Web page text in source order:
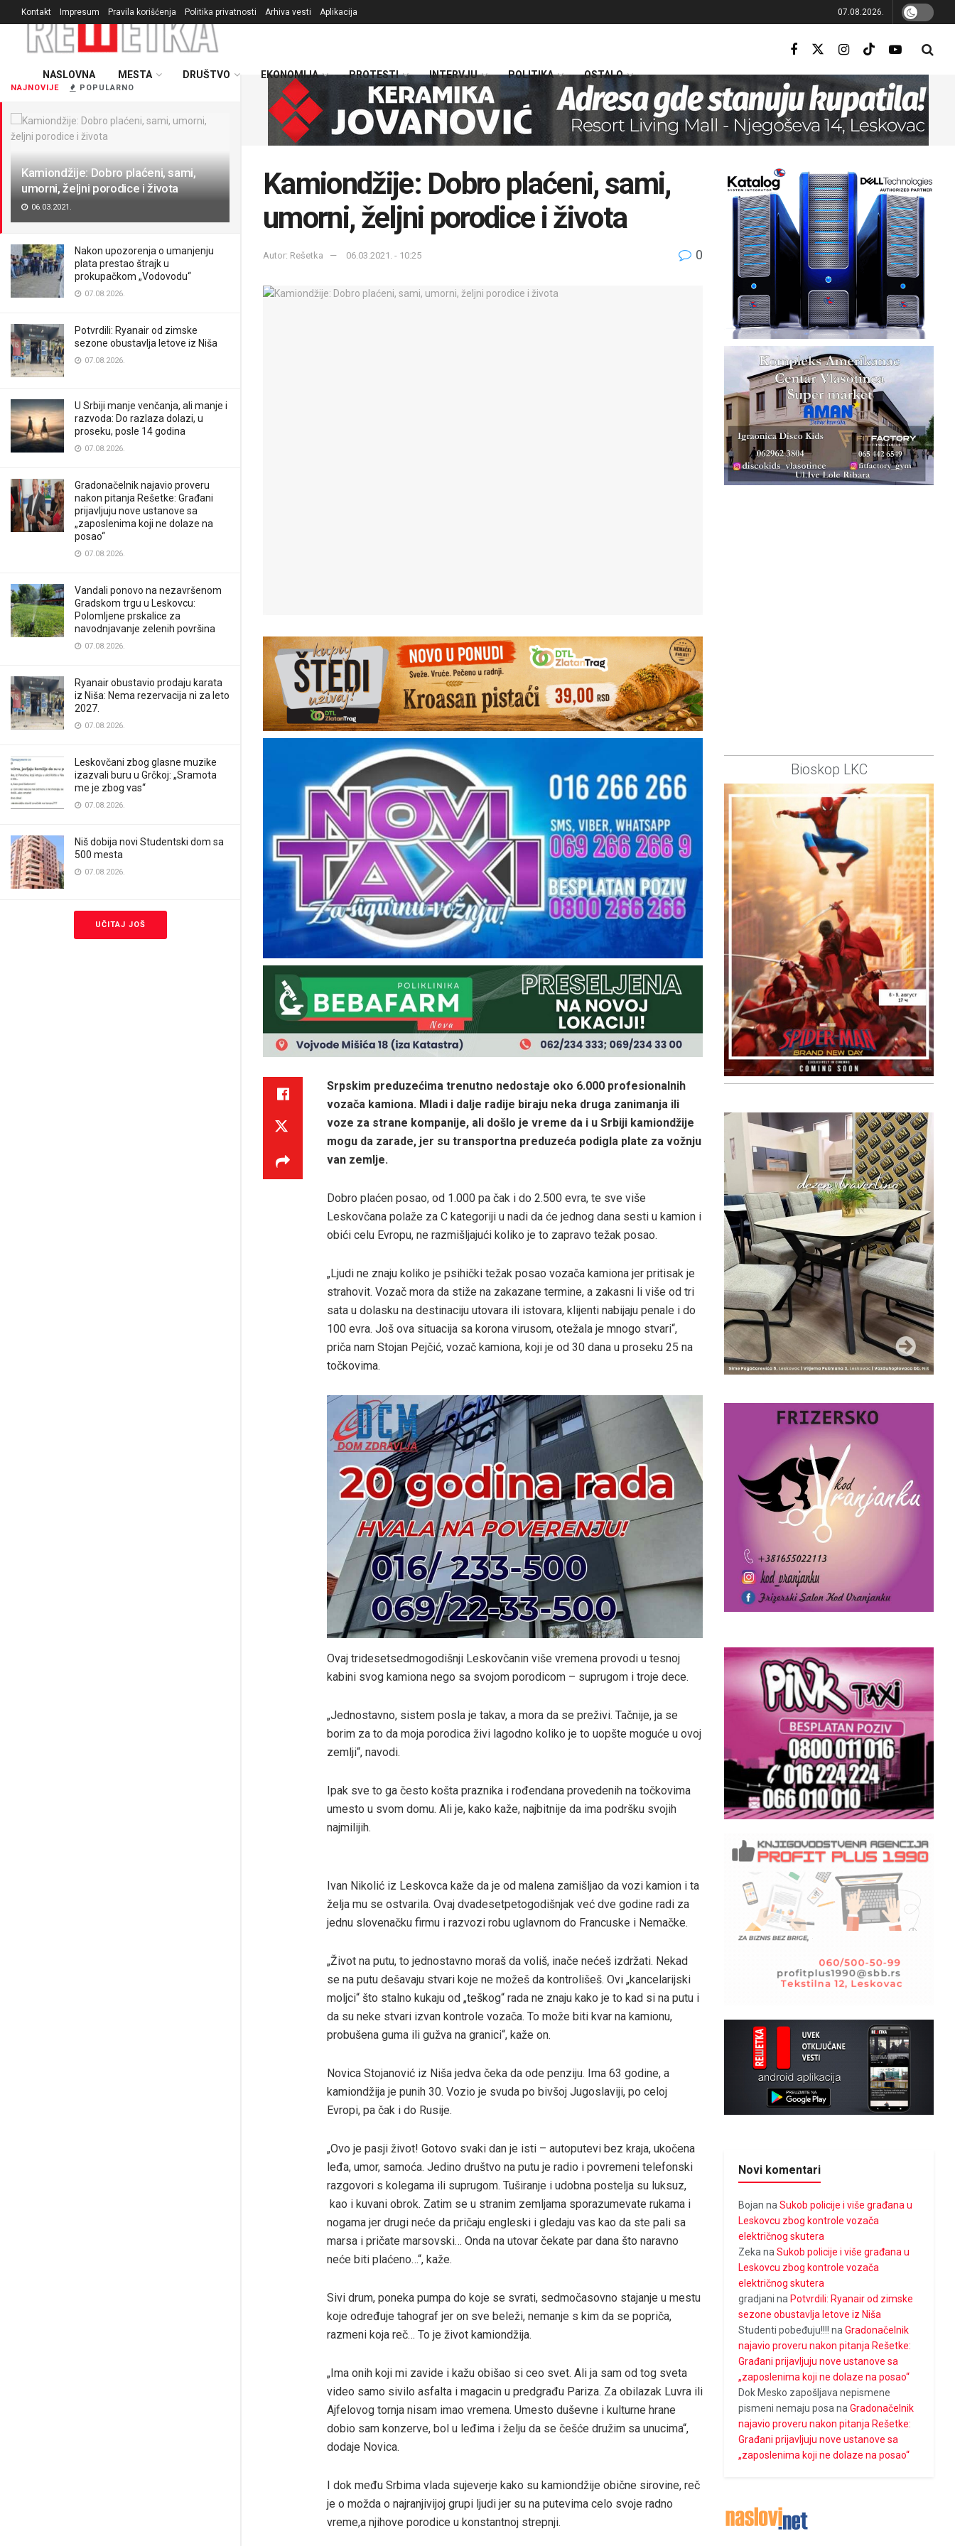
NAJNOVIJE POPULARNO
Kamiondžije: Dobro plaćeni, sami,
umorni, željni porodice i života
06.03.2021.
Nakon upozorenja o umanjenju
plata prestao štrajk u
prokupačkom „Vodovodu“
07.08.2026.
Potvrdili: Ryanair od zimske
sezone obustavlja letove iz Niša
07.08.2026.
U Srbiji manje venčanja, ali manje i
razvoda: Do razlaza dolazi, u
proseku, posle 14 godina
07.08.2026.
Gradonačelnik najavio proveru
nakon pitanja Rešetke: Građani
prijavljuju nove ustanove sa
„zaposlenima koji ne dolaze na
posao“
07.08.2026.
Vandali ponovo na nezavršenom
Gradskom trgu u Leskovcu:
Polomljene prskalice za
navodnjavanje zelenih površina
07.08.2026.
Ryanair obustavio prodaju karata
iz Niša: Nema rezervacija ni za leto
2027.
07.08.2026.
Leskovčani zbog glasne muzike
izazvali buru u Grčkoj: „Sramota
me je zbog vas“
07.08.2026.
Niš dobija novi Studentski dom sa
500 mesta
07.08.2026.
UČITAJ JOŠ
Kontakt Impresum Pravila korišćenja Politika privatnosti Arhiva vesti Aplikacija 07.08.2026.
NASLOVNA MESTA DRUŠTVO EKONOMIJA PROTESTI INTERVJU POLITIKA OSTALO
Kamiondžije: Dobro plaćeni, sami,
umorni, željni porodice i života
Autor: Rešetka 06.03.2021. - 10:25 0
Srpskim preduzećima trenutno nedostaje oko 6.000 profesionalnih
vozača kamiona. Mladi i dalje radije biraju neka druga zanimanja ili
voze za strane kompanije, ali došlo je vreme da i u Srbiji kamiondžije
mogu da zarade, jer su transportna preduzeća podigla plate za vožnju
van zemlje.
Dobro plaćen posao, od 1.000 pa čak i do 2.500 evra, te sve više
Leskovčana polaže za C kategoriji u nadi da će jednog dana sesti u kamion i
obići celu Evropu, ne razmišljajući koliko je to zapravo težak posao.
„Ljudi ne znaju koliko je psihički težak posao vozača kamiona jer pritisak je
strahovit. Vozač mora da stiže na zakazane termine, a zakasni li više od tri
sata u dolasku na destinaciju utovara ili istovara, klijenti nabijaju penale i do
100 evra. Još ova situacija sa korona virusom, otežala je mnogo stvari“,
priča nam Stojan Pejčić, vozač kamiona, koji je od 30 dana u proseku 25 na
točkovima.
Ovaj tridesetsedmogodišnji Leskovčanin više vremena provodi u tesnoj
kabini svog kamiona nego sa svojom porodicom – suprugom i troje dece.
„Jednostavno, sistem posla je takav, a mora da se preživi. Tačnije, ja se
borim za to da moja porodica živi lagodno koliko je to uopšte moguće u ovoj
zemlji“, navodi.
Ipak sve to ga često košta praznika i rođendana provedenih na točkovima
umesto u svom domu. Ali je, kako kaže, najbitnije da ima podršku svojih
najmilijih.
Ivan Nikolić iz Leskovca kaže da je od malena zamišljao da vozi kamion i ta
želja mu se ostvarila. Ovaj dvadesetpetogodišnjak već dve godine radi za
jednu slovenačku firmu i razvozi robu uglavnom do Francuske i Nemačke.
„Život na putu, to jednostavno moraš da voliš, inače nećeš izdržati. Nekad
se na putu dešavaju stvari koje ne možeš da kontrolišeš. Ovi „kancelarijski
moljci“ što stalno kukaju od „teškog“ rada ne znaju kako je to kad si na putu i
da su neke stvari izvan kontrole vozača. To može biti kvar na kamionu,
probušena guma ili gužva na granici“, kaže on.
Novica Stojanović iz Niša jedva čeka da ode penziju. Ima 63 godine, a
kamiondžija je punih 30. Vozio je svuda po bivšoj Jugoslaviji, po celoj
Evropi, pa čak i do Rusije.
„Ovo je pasji život! Gotovo svaki dan je isti – autoputevi bez kraja, ukočena
leđa, umor, samoća. Jedino društvo na putu je radio i povremeni telefonski
razgovori s kolegama ili suprugom. Tuširanje i udobna postelja su luksuz,
kao i kuvani obrok. Zatim se u stranim zemljama sporazumevate rukama i
nogama jer drugi neće da pričaju engleski i gledaju vas kao da ste pali sa
marsa i pričate marsovski… Onda na utovar čekate par dana što naravno
neće biti plaćeno…“, kaže.
Sivi drum, poneka pumpa do koje se svrati, sedmočasovno stajanje u mestu
koje određuje tahograf jer on sve beleži, nemanje s kim da se popriča,
razmeni koja reč… To je život kamiondžija.
„Ima onih koji mi zavide i kažu obišao si ceo svet. Ali ja sam od tog sveta
video samo sivilo asfalta i magacin u predgrađu Pariza. Za obilazak Luvra ili
Ajfelovog tornja nisam imao vremena. Umesto duševne i kulturne hrane
dobio sam konzerve, bol u leđima i želju da se češće družim sa unucima“,
dodaje Novica.
I dok među Srbima vlada sujeverje kako su kamiondžije obične sirovine, reč
je o možda o najranjivijoj grupi ljudi jer su na putevima celo svoje radno
vreme,a njihove porodice u konstantnoj strepnji.
Bioskop LKC
Novi komentari
Bojan naSukob policije i više građana u
Leskovcu zbog kontrole vozača
električnog skutera
Zeka naSukob policije i više građana u
Leskovcu zbog kontrole vozača
električnog skutera
gradjani na Potvrdili: Ryanair od zimske
sezone obustavlja letove iz Niša
Studenti pobeđuju!!!! naGradonačelnik
najavio proveru nakon pitanja Rešetke:
Građani prijavljuju nove ustanove sa
„zaposlenima koji ne dolaze na posao“
Dok Mesko zapošljava nepismene
pismeni nemaju posa naGradonačelnik
najavio proveru nakon pitanja Rešetke:
Građani prijavljuju nove ustanove sa
„zaposlenima koji ne dolaze na posao“